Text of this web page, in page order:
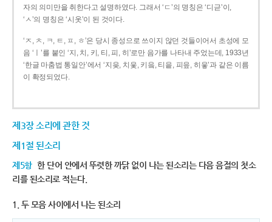
자의 의미만을 취한다고 설명하였다. 그래서 ‘ㄷ’의 명칭은 ‘디귿’이,
‘ㅅ’의 명칭은 ‘시옷’이 된 것이다.
‘ㅈ, ㅊ, ㅋ, ㅌ, ㅍ, ㅎ’은 당시 종성으로 쓰이지 않던 것들이어서 초성에 모
음 ‘ㅣ’를 붙인 ‘지, 치, 키, 티, 피, 히’로만 음가를 나타내 주었는데, 1933년
‘한글 마춤법 통일안’에서 ‘지읒, 치읓, 키읔, 티읕, 피읖, 히읗’과 같은 이름
이 확정되었다.
제3장 소리에 관한 것
제1절 된소리
제5항 한 단어 안에서 뚜렷한 까닭 없이 나는 된소리는 다음 음절의 첫소
리를 된소리로 적는다.
1. 두 모음 사이에서 나는 된소리